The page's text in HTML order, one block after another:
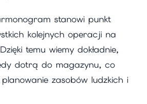
stanowi punkt
kolejnych operacji na
temu wiemy dokładnie,
dotrą do magazynu, co
planowanie zasobów ludzkich i